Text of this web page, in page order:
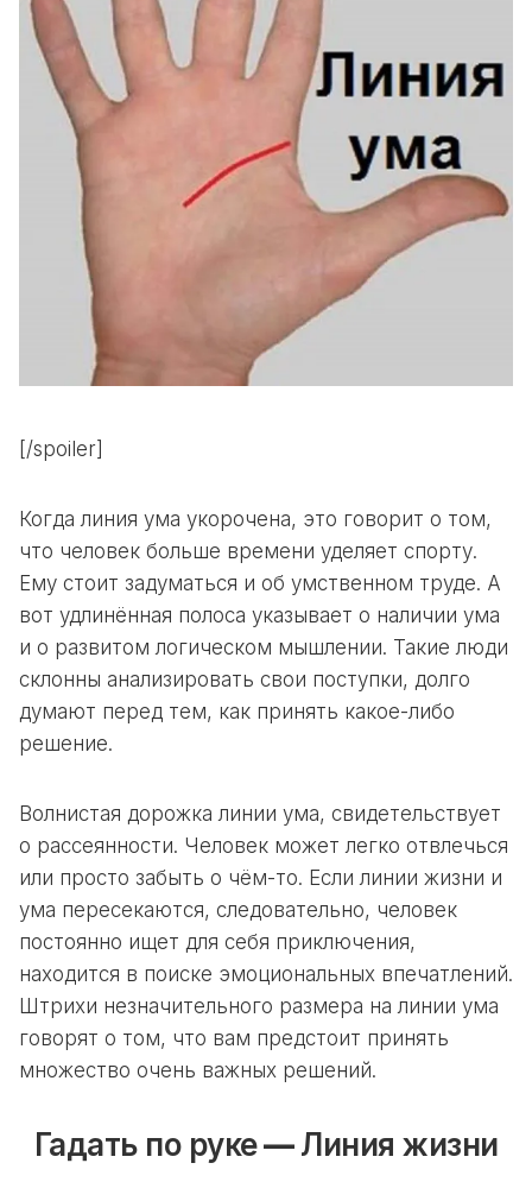
[/spoiler]
Когда линия ума укорочена, это говорит о том,
что человек больше времени уделяет спорту.
Ему стоит задуматься и об умственном труде. А
вот удлинённая полоса указывает о наличии ума
и о развитом логическом мышлении. Такие люди
склонны анализировать свои поступки, долго
думают перед тем, как принять какое-либо
решение.
Волнистая дорожка линии ума, свидетельствует
о рассеянности. Человек может легко отвлечься
или просто забыть о чём-то. Если линии жизни и
ума пересекаются, следовательно, человек
постоянно ищет для себя приключения,
находится в поиске эмоциональных впечатлений.
Штрихи незначительного размера на линии ума
говорят о том, что вам предстоит принять
множество очень важных решений.
Гадать по руке—Линия жизни